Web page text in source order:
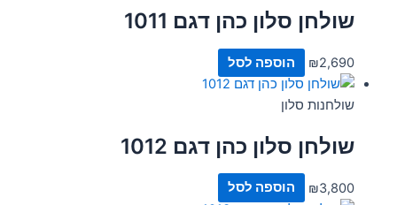
שולחן סלון כהן דגם 1011
₪2,690 הוספה לסל
שולחנות סלון
שולחן סלון כהן דגם 1012
₪3,800 הוספה לסל